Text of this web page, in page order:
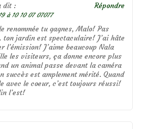
dit :
à 10 10 07 07077
renommée tu gagnes, Malo! Pas
jardin est spectaculaire! J’ai hâte
l’émission! J’aime beaucoup Nala
les visiteurs, ça donne encore plus
un animal passe devant la caméra
succès est amplement mérité. Quand
avec le coeur, c’est toujours réussi!
l’est!
Répondre